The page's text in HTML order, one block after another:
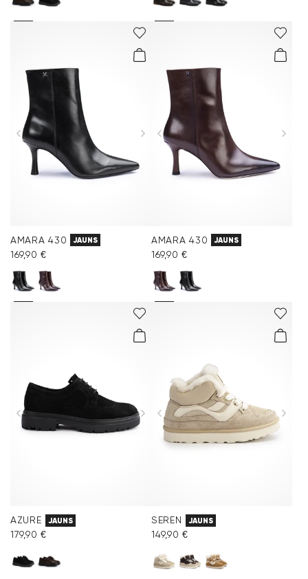
AMARA 430 JAUNS
169,90 €
AMARA 430 JAUNS
169,90 €
AZURE JAUNS
179,90 €
SEREN JAUNS
149,90 €